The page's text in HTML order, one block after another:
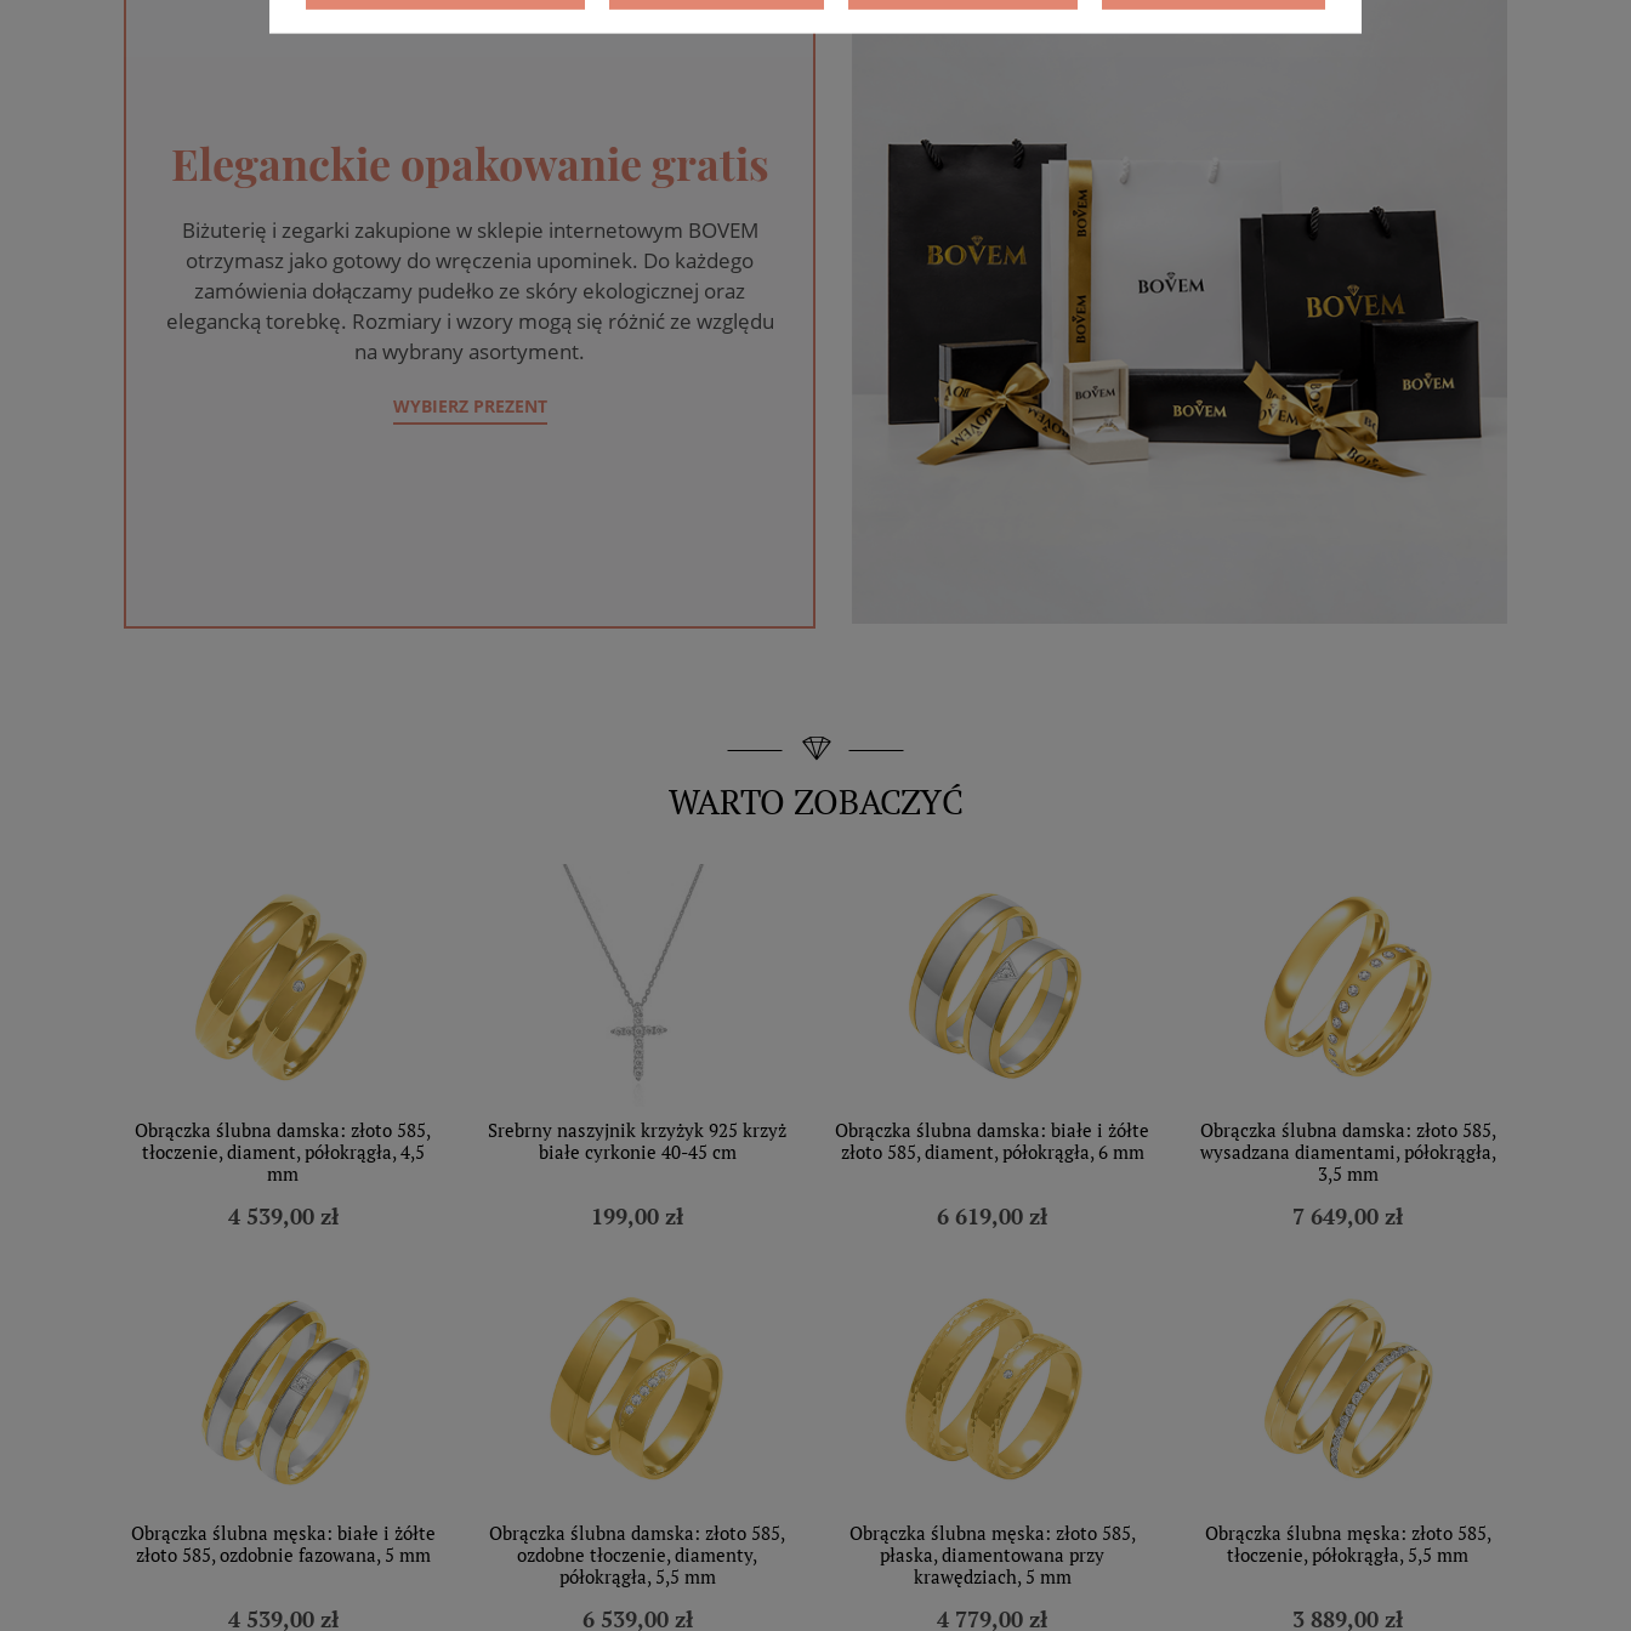
Eleganckie opakowanie gratis
Biżuterię i zegarki zakupione w sklepie internetowym BOVEM
otrzymasz jako gotowy do wręczenia upominek. Do każdego
zamówienia dołączamy pudełko ze skóry ekologicznej oraz
elegancką torebkę. Rozmiary i wzory mogą się różnić ze względu
na wybrany asortyment.
WYBIERZ PREZENT
WARTO ZOBACZYĆ
Obrączka ślubna damska: złoto 585,
tłoczenie, diament, półokrągła, 4,5
mm
4 539,00 zł
Srebrny naszyjnik krzyżyk 925 krzyż
białe cyrkonie 40-45 cm
199,00 zł
Obrączka ślubna damska: białe i żółte
złoto 585, diament, półokrągła, 6 mm
6 619,00 zł
Obrączka ślubna damska: złoto 585,
wysadzana diamentami, półokrągła,
3,5 mm
7 649,00 zł
Obrączka ślubna męska: białe i żółte
złoto 585, ozdobnie fazowana, 5 mm
4 539,00 zł
Obrączka ślubna damska: złoto 585,
ozdobne tłoczenie, diamenty,
półokrągła, 5,5 mm
6 539,00 zł
Obrączka ślubna męska: złoto 585,
płaska, diamentowana przy
krawędziach, 5 mm
4 779,00 zł
Obrączka ślubna męska: złoto 585,
tłoczenie, półokrągła, 5,5 mm
3 889,00 zł